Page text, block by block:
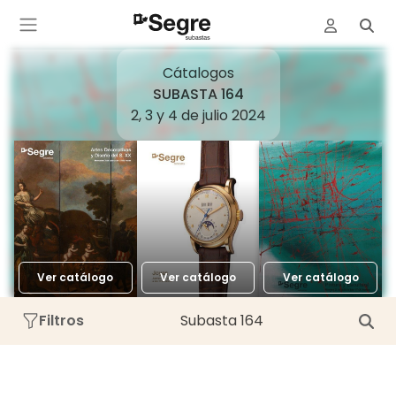
Cátalogos
SUBASTA 164
2, 3 y 4 de julio 2024
Ver catálogo Ver catálogo Ver catálogo
Filtros Subasta 164